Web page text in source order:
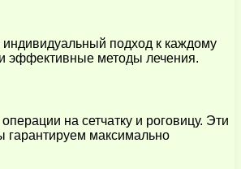
подход к каждому
эффективные методы лечения.
на сетчатку и роговицу. Эти
гарантируем максимально